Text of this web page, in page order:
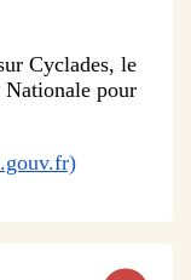
Cyclades, le
pour